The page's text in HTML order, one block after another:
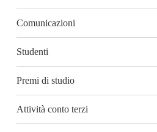
Comunicazioni
Studenti
Premi di studio
Attività conto terzi